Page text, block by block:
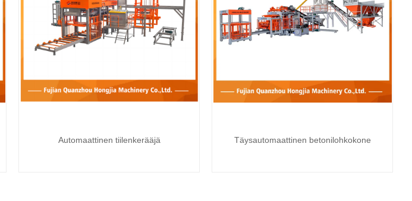
Automaattinen tiilenkerääjä Täysautomaattinen betonilohkokone